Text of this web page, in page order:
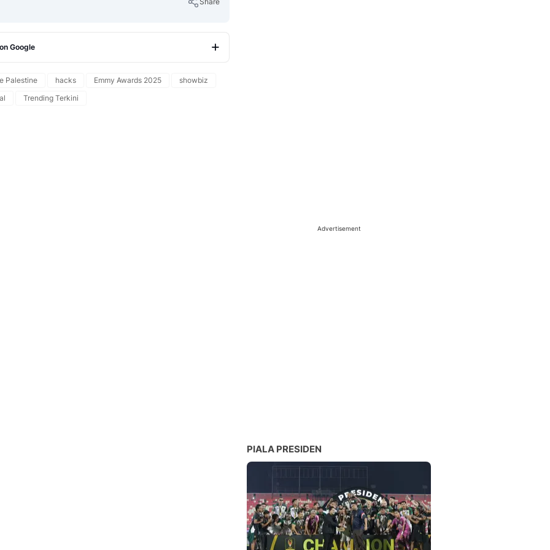
institusi yang secara langsung
Google
Palestine hacks Emmy Awards 2025
showbiz
Trending Terkini
Advertisement
PIALA PRESIDEN